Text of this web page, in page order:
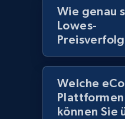
2.1K+ 375+
Amazon products
Amazon products by
Wie genau
Lowes-
Welche
können Sie